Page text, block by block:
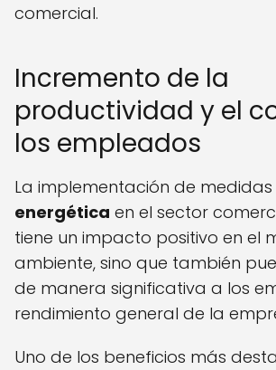
comercial.
Incremento de la
productividad y el
los empleados
La implementación de
energética en el sector
tiene un impacto positivo en el
ambiente, sino que también
de manera significativa a los
rendimiento general de la
Uno de los beneficios más